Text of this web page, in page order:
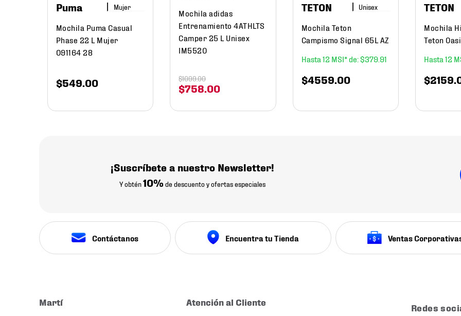
Puma Mujer
Mochila Puma Casual
Phase 22 L Mujer
091164 28
$549.00
Mochila adidas
Entrenamiento 4ATHLTS
Camper 25 L Unisex
IM5520
$758.00
$1099.00
TETON
Mochila Teton
Campismo Signal 65L AZ
12
$379. 91
$4559.00
TETON
Mochila
Teton
12
$2159.
¡Suscríbete a nuestro Newsletter!
Y obtén10% de descuento y ofertas especiales
Contáctanos Encuentra tu Tienda Ventas
Martí Atención al Cliente
Redes